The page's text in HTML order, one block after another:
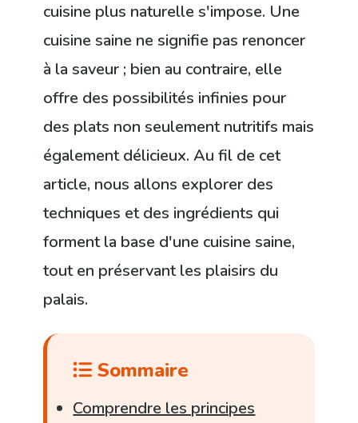
cuisine plus naturelle s'impose. Une
cuisine saine ne signifie pas renoncer
à la saveur ; bien au contraire, elle
offre des possibilités infinies pour
des plats non seulement nutritifs mais
également délicieux. Au fil de cet
article, nous allons explorer des
techniques et des ingrédients qui
forment la base d'une cuisine saine,
tout en préservant les plaisirs du
palais.
Sommaire
Comprendre les principes